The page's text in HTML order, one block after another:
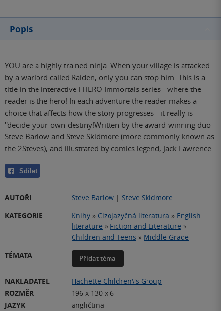
Popis
YOU are a highly trained ninja. When your village is attacked
by a warlord called Raiden, only you can stop him. This is a
title in the interactive I HERO Immortals series - where the
reader is the hero! In each adventure the reader makes a
choice that affects how the story progresses - it really is
''decide-your-own-destiny!Written by the award-winning duo
Steve Barlow and Steve Skidmore (more commonly known as
the 2Steves), and illustrated by comics legend, Jack Lawrence.
Sdílet
AUTOŘI Steve Barlow | Steve Skidmore
KATEGORIE
Knihy » Cizojazyčná literatura » English
literature » Fiction and Literature »
Children and Teens » Middle Grade
TÉMATA
Přidat téma
NAKLADATEL
Hachette Children\'s Group
ROZMĚR
196 x 130 x 6
JAZYK
angličtina